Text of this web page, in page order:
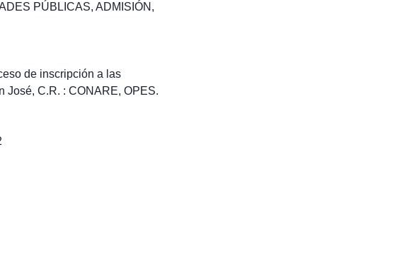
PÚBLICAS, ADMISIÓN ,
de inscripción a las
José, C.R. : CONARE, OPES.